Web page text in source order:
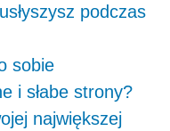
podczas
sobie
i słabe strony?
największej